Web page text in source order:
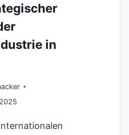
in